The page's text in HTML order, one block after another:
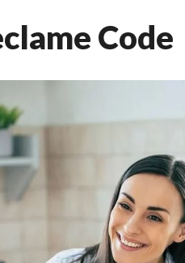
Code